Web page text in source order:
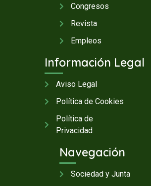
Congresos
Revista
Empleos
Información Legal
Aviso Legal
Política de Cookies
Política de
Privacidad
Navegación
Sociedad y Junta